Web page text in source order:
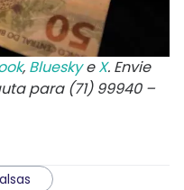
, BlueskyeX. Envie
para (71) 99940 –